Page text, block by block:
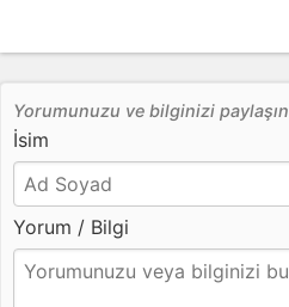
Yorumunuzu ve bilginizi paylaşın
İsim
Yorum / Bilgi